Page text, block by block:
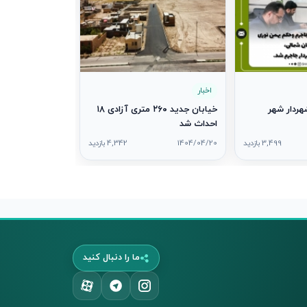
شهر
3,499 بازدید
اخبار
خیابان جدید ۲۶۰ متری آزادی ۱۸
احداث شد
1404/04/20 4,342 بازدید
ما را دنبال کنید